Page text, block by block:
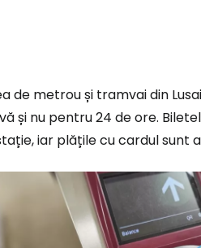
metrou și tramvai din
și nu pentru 24 de ore.
iar plățile cu cardul sunt